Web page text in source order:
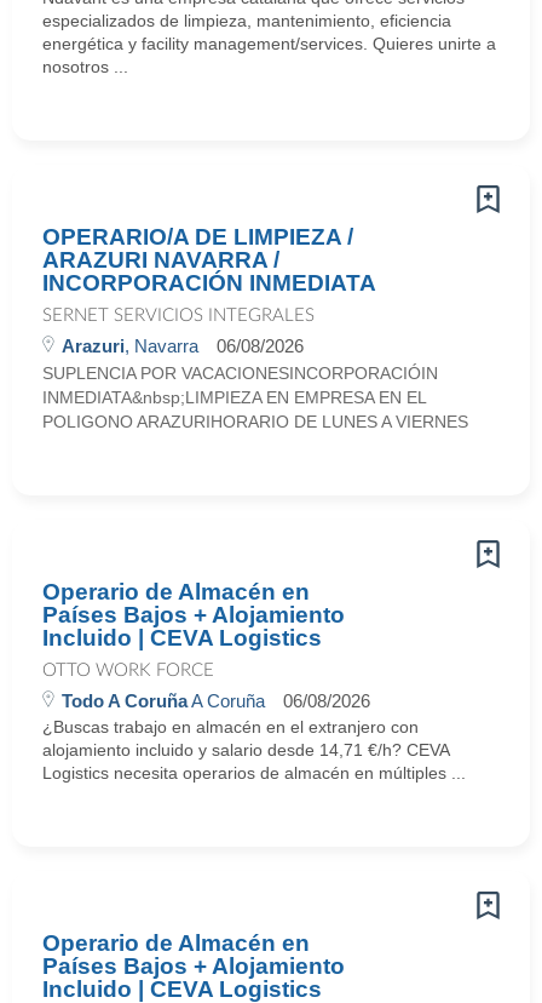
especializados de limpieza, mantenimiento, eficiencia
energética y facility management/services. Quieres unirte a
nosotros ...
OPERARIO/A DE LIMPIEZA /
ARAZURI NAVARRA /
INCORPORACIÓN INMEDIATA
SERNET SERVICIOS INTEGRALES
Arazuri, Navarra 06/08/2026
SUPLENCIA POR VACACIONESINCORPORACIÓIN
INMEDIATA&nbsp;LIMPIEZA EN EMPRESA EN EL
POLIGONO ARAZURIHORARIO DE LUNES A VIERNES
Operario de Almacén en
Países Bajos + Alojamiento
Incluido | CEVA Logistics
OTTO WORK FORCE
Todo A CoruñaA Coruña 06/08/2026
¿Buscas trabajo en almacén en el extranjero con
alojamiento incluido y salario desde 14,71 €/h? CEVA
Logistics necesita operarios de almacén en múltiples ...
Operario de Almacén en
Países Bajos + Alojamiento
Incluido | CEVA Logistics